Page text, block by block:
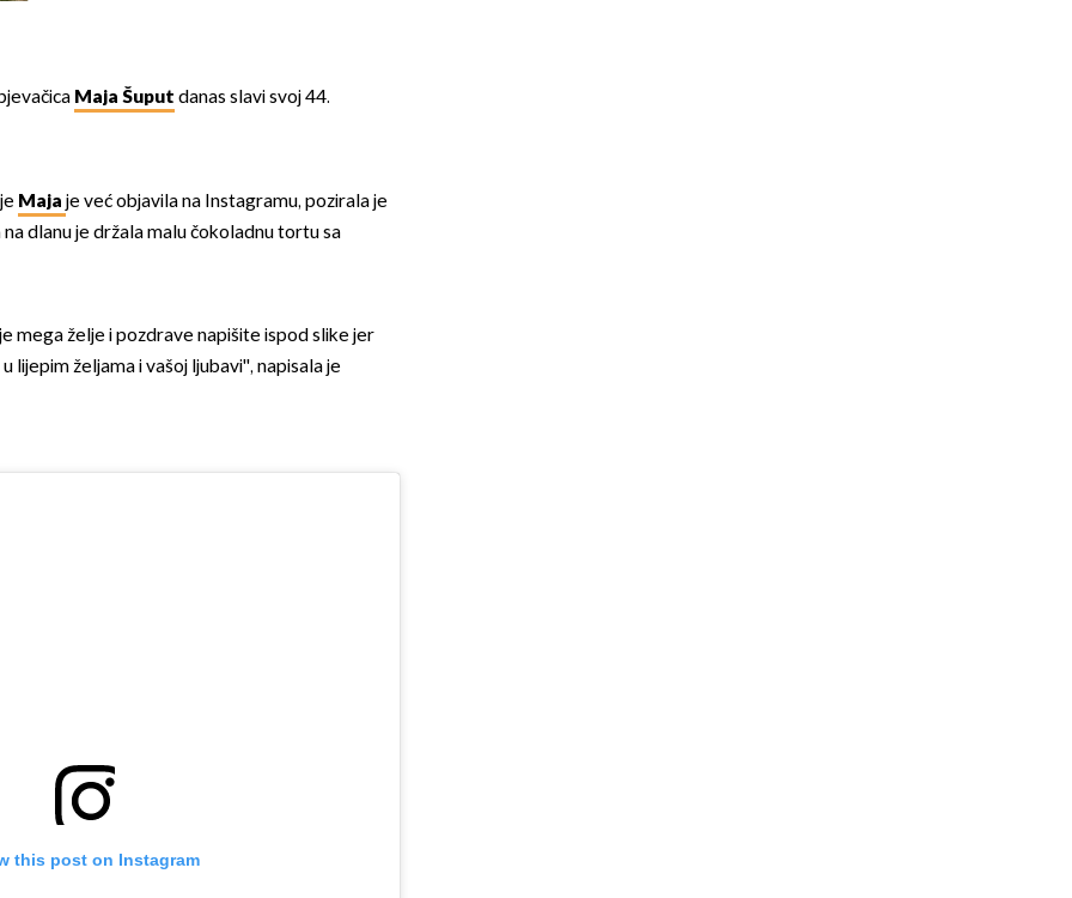
Maja Šuput danas slavi svoj 44.
Maja je već objavila na Instagramu, pozirala je
dlanu je držala malu čokoladnu tortu sa
mega želje i pozdrave napišite ispod slike jer
lijepim željama i vašoj ljubavi'', napisala je
this post on Instagram